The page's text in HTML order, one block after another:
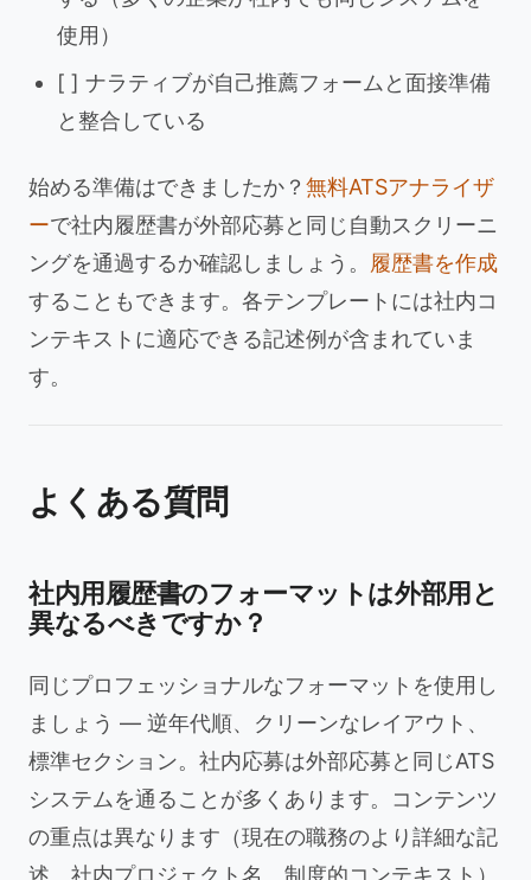
使用）
[ ] ナラティブが自己推薦フォームと面接準備
と整合している
始める準備はできましたか？ 無料ATSアナライザ
ーで社内履歴書が外部応募と同じ自動スクリーニ
ングを通過するか確認しましょう。 履歴書を作成
することもできます。各テンプレートには社内コ
ンテキストに適応できる記述例が含まれていま
す。
よくある質問
社内用履歴書のフォーマットは外部用と
異なるべきですか？
同じプロフェッショナルなフォーマットを使用し
ましょう — 逆年代順、クリーンなレイアウト、
標準セクション。社内応募は外部応募と同じATS
システムを通ることが多くあります。コンテンツ
の重点は異なります（現在の職務のより詳細な記
述、社内プロジェクト名、制度的コンテキスト）